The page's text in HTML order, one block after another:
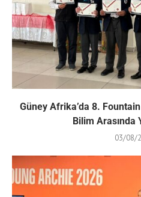
Güney Afrika’da 8.
Bilim Arasında
03/08/